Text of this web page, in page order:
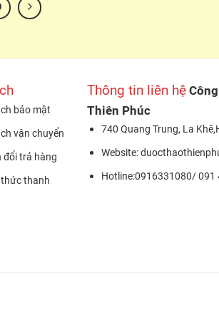
bảo mật
vận chuyển
đổi trả hàng
thanh
Thông tin liên hệ
Thiên Phúc
740 Quang Trung, La
Website:
Hotline:0916331080/ 091